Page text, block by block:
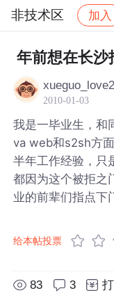
非技术区 加入
社区 非技术区
年前想在长沙
2010-01-03
我是一毕业生，和
va web和s2sh方
半年工作经验，只
都因为这个被拒之
业的前辈们指点下
给本帖投票
83 3